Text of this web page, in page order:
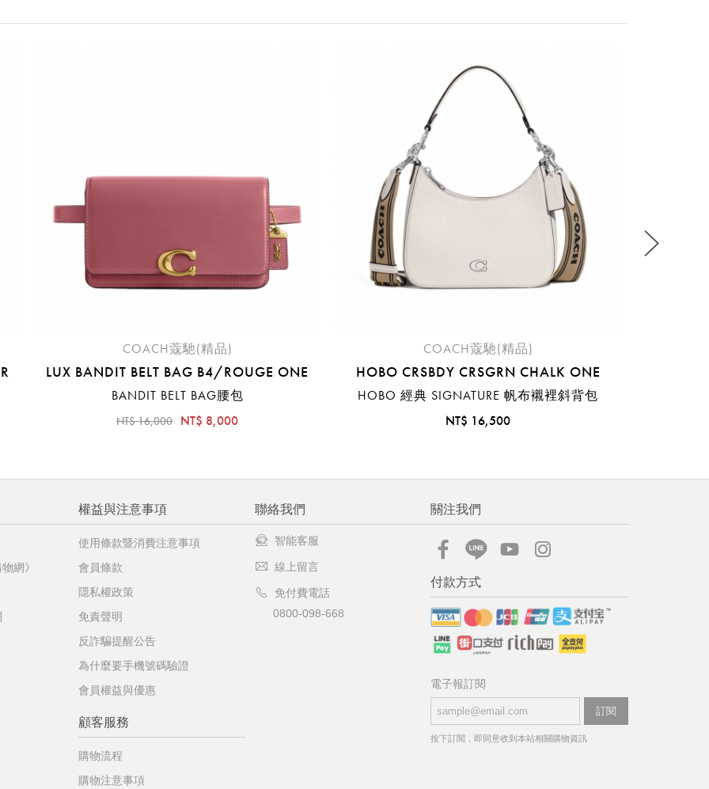
線上預訂服務限
場的下單時間皆不相同，細節或訂購流程指引，請瀏覽
購物流程說
COACH蔻馳(精品)
LUX BANDIT BELT BAG B4/ROUGE ONE
BANDIT BELT BAG腰包
NT$ 16,000 NT$ 8,000
COACH蔻馳(精品)
HOBO CRSBDY CRSGRN CHALK ONE
HOBO 經典 SIGNATURE 帆布襯裡斜背包
NT$ 16,500
網》
權益與注意事項
使用條款暨消費注意事項
會員條款
隱私權政策
免責聲明
反詐騙提醒公告
為什麼要手機號碼驗證
會員權益與優惠
顧客服務
購物流程
購物注意事項
聯絡我們
智能客服
線上留言
免付費電話
0800-098-668
關注我們
付款方式
電子報訂閱
訂閱
按下訂閱，即同意收到本站相關購物資訊